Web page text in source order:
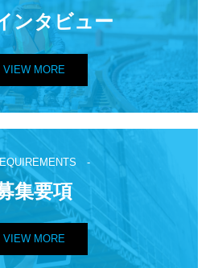
ンタビュー
VIEW MORE
　-
集要項
VIEW MORE